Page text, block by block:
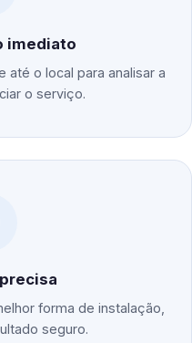
imediato
até o local para analisar a
o serviço.
forma de instalação,
seguro.